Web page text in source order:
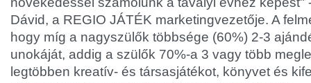
Dávid, a REGIO JÁTÉK marketingvezetője. A
hogy míg a nagyszülők többsége (60%) 2-3
unokáját, addig a szülők 70%-a 3 vagy több
legtöbben kreatív- és társasjátékot, könyvet és